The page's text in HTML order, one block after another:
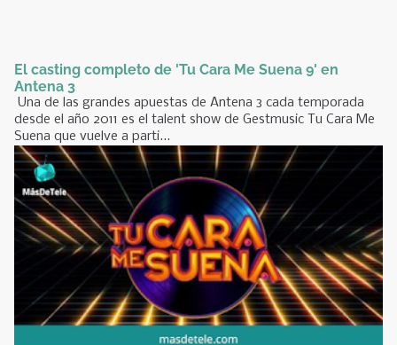
El casting completo de 'Tu Cara Me Suena 9' en
Antena 3
Una de las grandes apuestas de Antena 3 cada temporada
desde el año 2011 es el talent show de Gestmusic Tu Cara Me
Suena que vuelve a parti...